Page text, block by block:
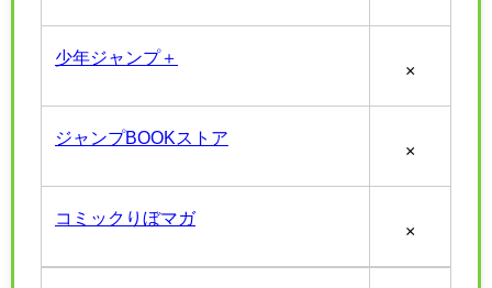
少年ジャンプ＋
×
ジャンプBOOKストア
×
コミックりぼマガ
×